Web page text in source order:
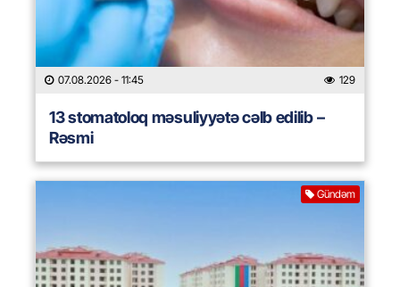
07.08.2026 - 11:45 129
13 stomatoloq məsuliyyətə cəlb edilib –
Rəsmi
Gündəm